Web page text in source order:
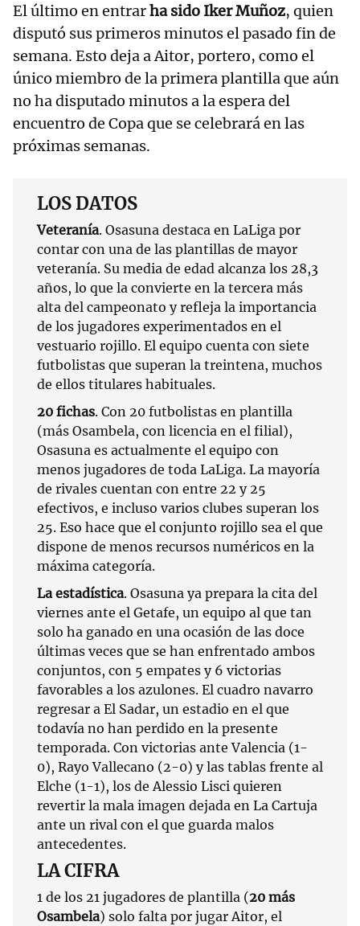
El último en entrarha sido Iker Muñoz, quien
disputó sus primeros minutos el pasado fin de
semana. Esto deja a Aitor, portero, como el
único miembro de la primera plantilla que aún
no ha disputado minutos a la espera del
encuentro de Copa que se celebrará en las
próximas semanas.
LOS DATOS
Veteranía. Osasuna destaca en LaLiga por
contar con una de las plantillas de mayor
veteranía. Su media de edad alcanza los 28,3
años, lo que la convierte en la tercera más
alta del campeonato y refleja la importancia
de los jugadores experimentados en el
vestuario rojillo. El equipo cuenta con siete
futbolistas que superan la treintena, muchos
de ellos titulares habituales.
20 fichas. Con 20 futbolistas en plantilla
(más Osambela, con licencia en el filial),
Osasuna es actualmente el equipo con
menos jugadores de toda LaLiga. La mayoría
de rivales cuentan con entre 22 y 25
efectivos, e incluso varios clubes superan los
25. Eso hace que el conjunto rojillo sea el que
dispone de menos recursos numéricos en la
máxima categoría.
La estadística. Osasuna ya prepara la cita del
viernes ante el Getafe, un equipo al que tan
solo ha ganado en una ocasión de las doce
últimas veces que se han enfrentado ambos
conjuntos, con 5 empates y 6 victorias
favorables a los azulones. El cuadro navarro
regresar a El Sadar, un estadio en el que
todavía no han perdido en la presente
temporada. Con victorias ante Valencia (1-
0), Rayo Vallecano (2-0) y las tablas frente al
Elche (1-1), los de Alessio Lisci quieren
revertir la mala imagen dejada en La Cartuja
ante un rival con el que guarda malos
antecedentes.
LA CIFRA
1 de los 21 jugadores de plantilla (20 más
Osambela) solo falta por jugar Aitor, el